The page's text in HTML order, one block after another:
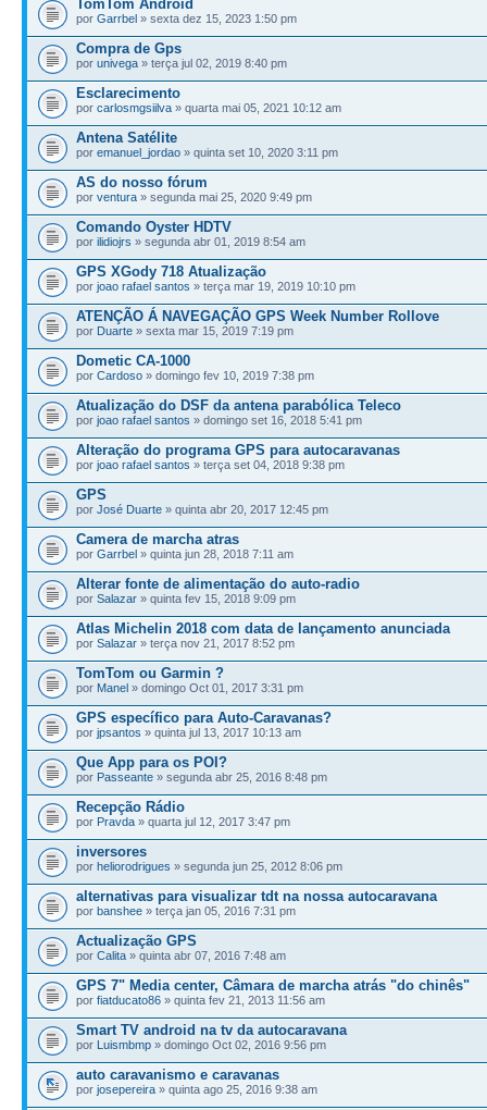
TomTom Android
por Garrbel » sexta dez 15, 2023 1:50 pm
Compra de Gps
por univega » terça jul 02, 2019 8:40 pm
Esclarecimento
por carlosmgsiilva » quarta mai 05, 2021 10:12 am
Antena Satélite
por emanuel_jordao » quinta set 10, 2020 3:11 pm
AS do nosso fórum
por ventura » segunda mai 25, 2020 9:49 pm
Comando Oyster HDTV
por ilidiojrs » segunda abr 01, 2019 8:54 am
GPS XGody 718 Atualização
por joao rafael santos » terça mar 19, 2019 10:10 pm
ATENÇÃO Á NAVEGAÇÃO GPS Week Number Rollove
por Duarte » sexta mar 15, 2019 7:19 pm
Dometic CA-1000
por Cardoso » domingo fev 10, 2019 7:38 pm
Atualização do DSF da antena parabólica Teleco
por joao rafael santos » domingo set 16, 2018 5:41 pm
Alteração do programa GPS para autocaravanas
por joao rafael santos » terça set 04, 2018 9:38 pm
GPS
por José Duarte » quinta abr 20, 2017 12:45 pm
Camera de marcha atras
por Garrbel » quinta jun 28, 2018 7:11 am
Alterar fonte de alimentação do auto-radio
por Salazar » quinta fev 15, 2018 9:09 pm
Atlas Michelin 2018 com data de lançamento anunciada
por Salazar » terça nov 21, 2017 8:52 pm
TomTom ou Garmin ?
por Manel » domingo Oct 01, 2017 3:31 pm
GPS específico para Auto-Caravanas?
por jpsantos » quinta jul 13, 2017 10:13 am
Que App para os POI?
por Passeante » segunda abr 25, 2016 8:48 pm
Recepção Rádio
por Pravda » quarta jul 12, 2017 3:47 pm
inversores
por heliorodrigues » segunda jun 25, 2012 8:06 pm
alternativas para visualizar tdt na nossa autocaravana
por banshee » terça jan 05, 2016 7:31 pm
Actualização GPS
por Calita » quinta abr 07, 2016 7:48 am
GPS 7" Media center, Câmara de marcha atrás "do chinês"
por fiatducato86 » quinta fev 21, 2013 11:56 am
Smart TV android na tv da autocaravana
por Luismbmp » domingo Oct 02, 2016 9:56 pm
auto caravanismo e caravanas
por josepereira » quinta ago 25, 2016 9:38 am